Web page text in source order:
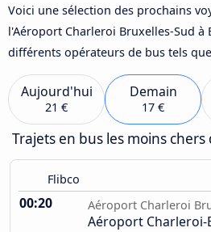
Voici une sélection des prochains
l'Aéroport Charleroi Bruxelles-Sud à
différents opérateurs de bus tels
Aujourd'hui
21 €
Demain
17 €
Trajets en bus les moins chers
Flibco
00:20 Aéroport Charleroi
Aéroport Charleroi-